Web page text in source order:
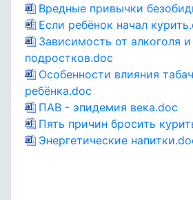
Вредные привычки
Если ребёнок начал
Зависимость от алкоголя
подростков.doc
Особенности влияния
ребёнка.doc
ПАВ - эпидемия века.doc
Пять причин бросить
Энергетические